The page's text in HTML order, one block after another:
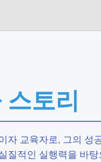
스토리
교육자로, 그의 성
질적인 실행력을 바